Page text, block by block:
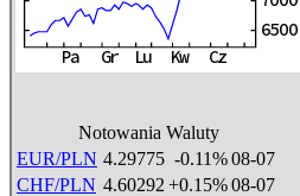
Notowania Waluty
EUR/PLN 4.29775 -0.11%08-07
CHF/PLN 4.60292 +0.15%08-07